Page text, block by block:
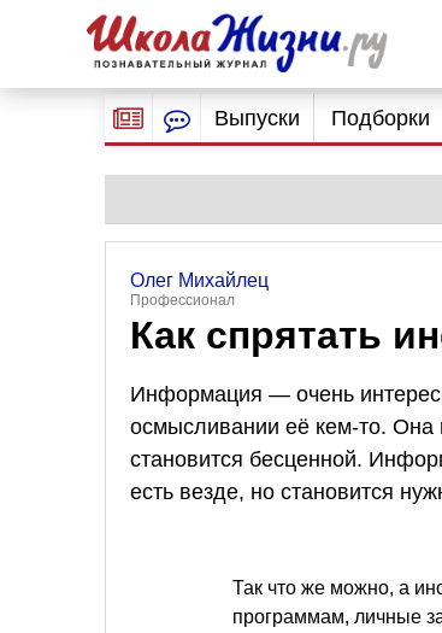
Выпуски Подборки
Олег Михайлец
Профессионал
Как спрятать
Информация — очень
осмысливании её кем-то.
становится бесценной.
есть везде, но становится
Так что же можно, а
программам, личные